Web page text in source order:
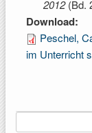
2012(Bd.
Download:
Peschel,
im Unterricht